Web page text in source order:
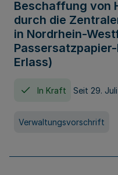
Beschaffung von
durch die
in Nordrhein-
Erlass)
In Kraft Seit 29.
Verwaltungsvorschrift